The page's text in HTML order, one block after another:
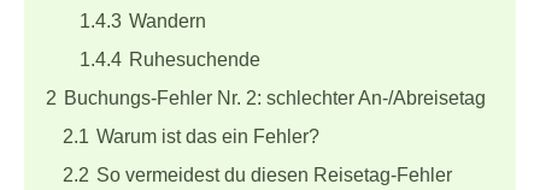
1.4.3 Wandern
1.4.4 Ruhesuchende
2 Buchungs-Fehler Nr. 2: schlechter An-/Abreisetag
2.1 Warum ist das ein Fehler?
2.2 So vermeidest du diesen Reisetag-Fehler